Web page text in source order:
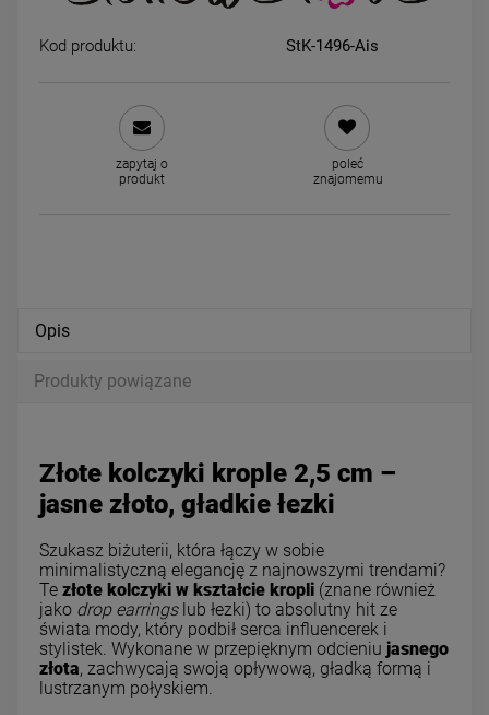
STAL CHIRURGICZNA
bigiel elipsa grubszy dół 2 cm
49,00 zł
Kolczyki STAL
elipsa kropla szerszy dół 2
jasne złoto
39,00 zł
Kod produktu: StK-1496-Ais
zapytaj o
produkt
poleć
znajomemu
Opis
Produkty powiązane
Złote kolczyki krople 2,5 cm –
jasne złoto, gładkie łezki
Szukasz biżuterii, która łączy w sobie
minimalistyczną elegancję z najnowszymi trendami?
Te złote kolczyki w kształcie kropli (znane również
jako drop earringslub łezki) to absolutny hit ze
świata mody, który podbił serca influencerek i
stylistek. Wykonane w przepięknym odcieniu jasnego
złota, zachwycają swoją opływową, gładką formą i
lustrzanym połyskiem.